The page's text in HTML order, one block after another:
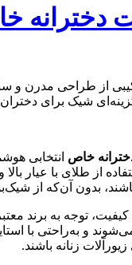
دخترانه
از طراحی مدرن و
شیک برای
خاص انتخابی
از طلای با
بدون آن‌که از
کیفیت، توجه به برند
و به‌راحتی با
زنانه باشند.